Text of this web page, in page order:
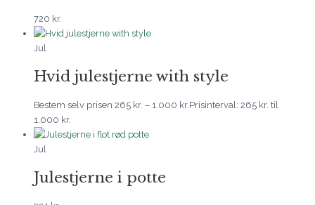
720 kr.
Jul
Hvid julestjerne with style
Bestem selv prisen 265 kr. – 1.000 kr.Prisinterval: 265 kr. til
1.000 kr.
Jul
Julestjerne i potte